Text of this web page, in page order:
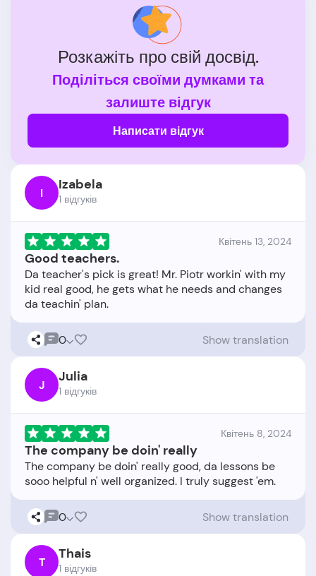
Розкажіть про свій досвід.
Поділіться своїми думками та
залиште відгук
Написати відгук
I Izabela
1 відгукiв
Квітень 13, 2024
Good teachers.
Da teacher's pick is great! Mr. Piotr workin' with my
kid real good, he gets what he needs and changes
0 Show translation
J Julia
1 відгукiв
Квітень 8, 2024
The company be doin' really
The company be doin' really good, da lessons be
0 Show translation
T Thais
1 відгукiв